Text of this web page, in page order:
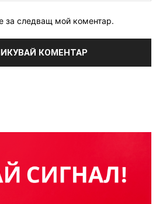
за следващ мой коментар.